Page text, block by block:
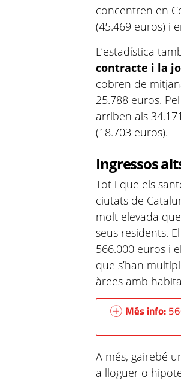
concentren en
(45.469 euros) i
L’estadística
contracte i la
cobren de
25.788 euros.
arriben als
(18.703 euros).
Ingressos
Tot i que els
ciutats de
molt elevada
seus residents.
566.000 euros i el
que s’han
àrees amb
Més info:
A més, gairebé
a lloguer o